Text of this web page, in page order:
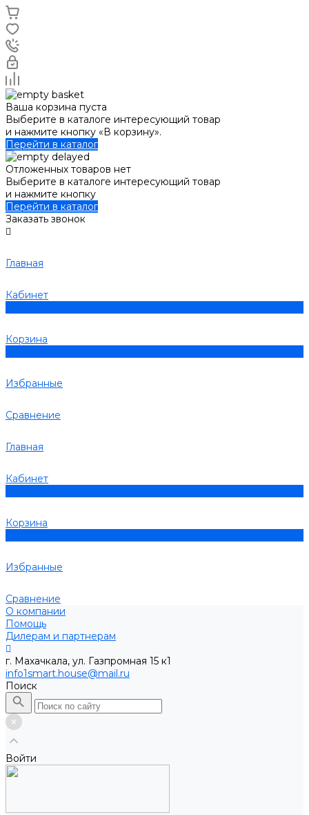
Ваша корзина пуста
Выберите в каталоге интересующий товар
и нажмите кнопку «В корзину».
Перейти в каталог
Отложенных товаров нет
Выберите в каталоге интересующий товар
и нажмите кнопку
Перейти в каталог
Заказать звонок
Главная
Кабинет
Корзина
Избранные
Сравнение
Главная
Кабинет
Корзина
Избранные
Сравнение
О компании
Помощь
Дилерам и партнерам
г. Махачкала, ул. Газпромная 15 к1
info1smart.house@mail.ru
Поиск
Войти